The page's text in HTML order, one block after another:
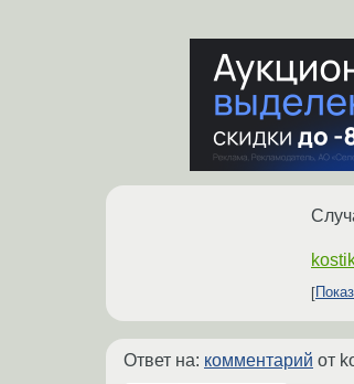
Ответ на: комментарий от